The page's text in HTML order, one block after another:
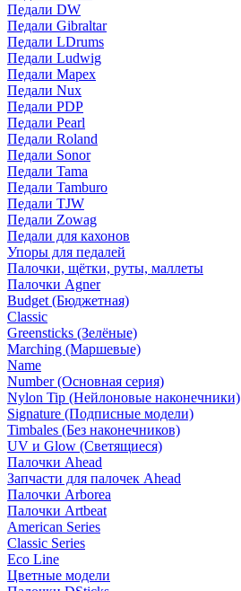
Педали DW
Педали Gibraltar
Педали LDrums
Педали Ludwig
Педали Mapex
Педали Nux
Педали PDP
Педали Pearl
Педали Roland
Педали Sonor
Педали Tama
Педали Tamburo
Педали TJW
Педали Zowag
Педали для кахонов
Упоры для педалей
Палочки, щётки, руты, маллеты
Палочки Agner
Budget (Бюджетная)
Classic
Greensticks (Зелёные)
Marching (Маршевые)
Name
Number (Основная серия)
Nylon Tip (Нейлоновые наконечники)
Signature (Подписные модели)
Timbales (Без наконечников)
UV и Glow (Светящиеся)
Палочки Ahead
Запчасти для палочек Ahead
Палочки Arborea
Палочки Artbeat
American Series
Classic Series
Eco Line
Цветные модели